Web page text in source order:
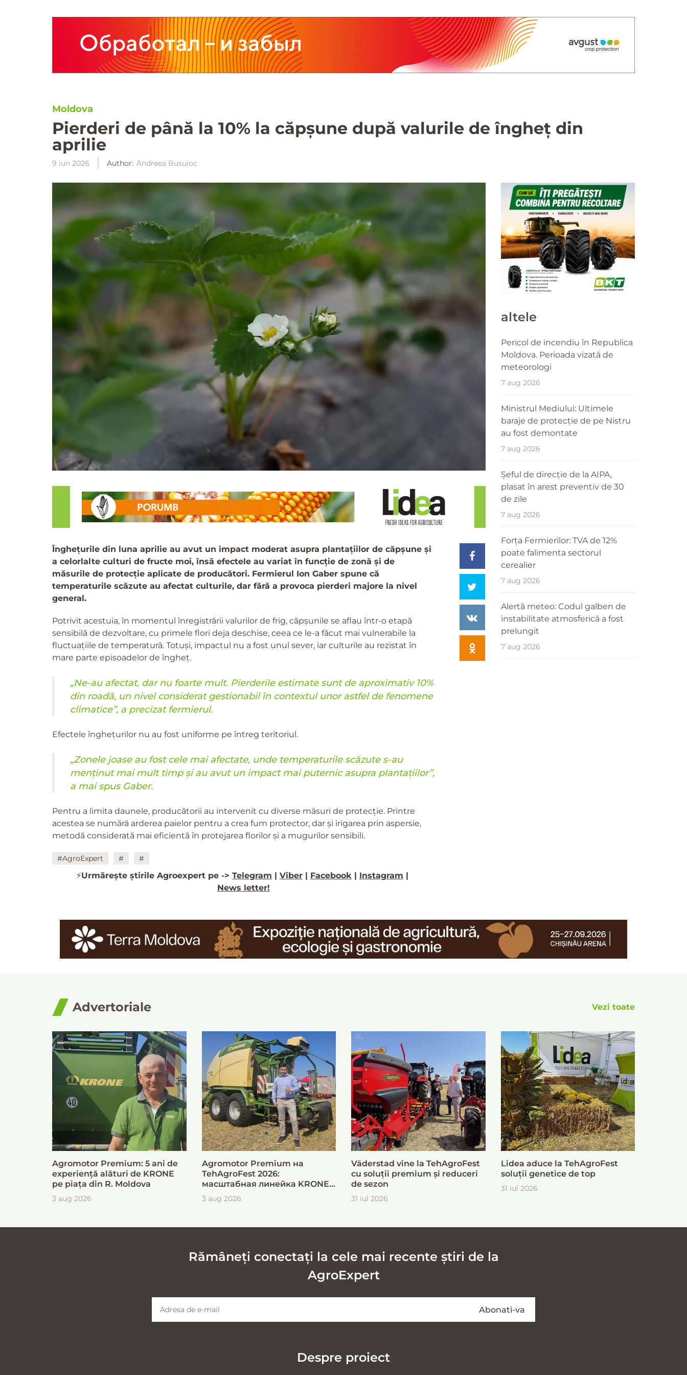
Moldova
Pierderi de până la 10% la căpșune după valurile de îngheț din
aprilie
9 iun 2026 Author: Andreea Busuioc
Înghețurile din luna aprilie au avut un impact moderat asupra plantațiilor de căpșune și
a celorlalte culturi de fructe moi, însă efectele au variat în funcție de zonă și de
măsurile de protecție aplicate de producători. Fermierul Ion Gaber spune că
temperaturile scăzute au afectat culturile, dar fără a provoca pierderi majore la nivel
general.
Potrivit acestuia, în momentul înregistrării valurilor de frig, căpșunile se aflau într-o etapă
sensibilă de dezvoltare, cu primele flori deja deschise, ceea ce le-a făcut mai vulnerabile la
fluctuațiile de temperatură. Totuși, impactul nu a fost unul sever, iar culturile au rezistat în
mare parte episoadelor de îngheț.
„Ne-au afectat, dar nu foarte mult. Pierderile estimate sunt de aproximativ 10%
din roadă, un nivel considerat gestionabil în contextul unor astfel de fenomene
climatice”, a precizat fermierul.
Efectele înghețurilor nu au fost uniforme pe întreg teritoriul.
„Zonele joase au fost cele mai afectate, unde temperaturile scăzute s-au
menținut mai mult timp și au avut un impact mai puternic asupra plantațiilor”,
a mai spus Gaber.
Pentru a limita daunele, producătorii au intervenit cu diverse măsuri de protecție. Printre
acestea se numără arderea paielor pentru a crea fum protector, dar și irigarea prin aspersie,
metodă considerată mai eficientă în protejarea florilor și a mugurilor sensibili.
#AgroExpert # #
⚡️Urmărește știrile Agroexpert pe -> Telegram | Viber| Facebook | Instagram |
News letter!
altele
Pericol de incendiu în Republica
Moldova. Perioada vizată de
meteorologi
7 aug 2026
Ministrul Mediului: Ultimele
baraje de protecție de pe Nistru
au fost demontate
7 aug 2026
Șeful de direcție de la AIPA,
plasat în arest preventiv de 30
de zile
7 aug 2026
Forța Fermierilor: TVA de 12%
poate falimenta sectorul
cerealier
7 aug 2026
Alertă meteo: Codul galben de
instabilitate atmosferică a fost
prelungit
7 aug 2026
Advertoriale Vezi toate
Agromotor Premium: 5 ani de
experiență alături de KRONE
pe piața din R. Moldova
3 aug 2026
Agromotor Premium на
TehAgroFest 2026:
масштабная линейка KRONE
для быстрой и эффективной
заготовки кормов
3 aug 2026
Väderstad vine la TehAgroFest
cu soluții premium și reduceri
de sezon
31 iul 2026
Lidea aduce la TehAgroFest
soluții genetice de top
31 iul 2026
Rămâneți conectați la cele mai recente știri de la
AgroExpert
Despre proiect